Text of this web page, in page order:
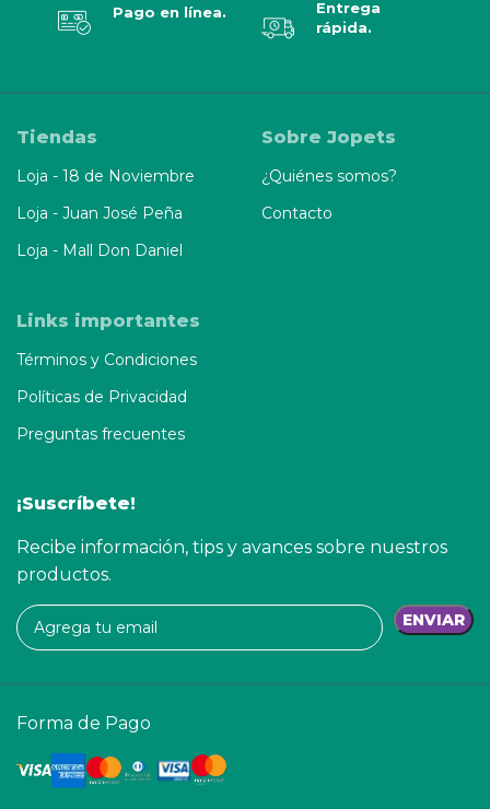
Pago en línea.
Entrega
rápida.
Tiendas
Loja - 18 de Noviembre
Loja - Juan José Peña
Loja - Mall Don Daniel
Sobre Jopets
¿Quiénes somos?
Contacto
Links importantes
Términos y Condiciones
Políticas de Privacidad
Preguntas frecuentes
¡Suscríbete!
Recibe información, tips y avances sobre nuestros
productos.
Forma de Pago